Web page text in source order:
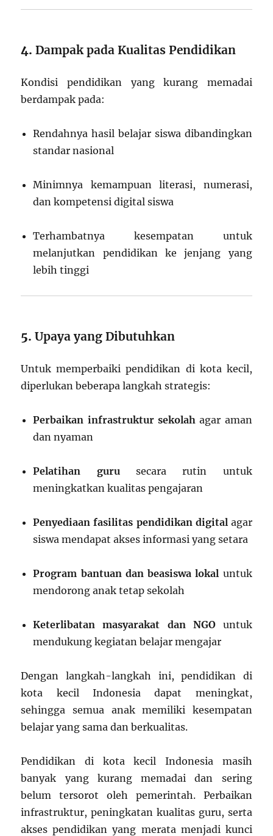
4.Dampak pada Kualitas Pendidikan
Kondisi pendidikan yang kurang memadai
berdampak pada:
Rendahnya hasil belajar siswa dibandingkan
standar nasional
Minimnya kemampuan literasi, numerasi,
dan kompetensi digital siswa
Terhambatnya kesempatan untuk
melanjutkan pendidikan ke jenjang yang
lebih tinggi
5.Upaya yang Dibutuhkan
Untuk memperbaiki pendidikan di kota kecil,
diperlukan beberapa langkah strategis:
Perbaikan infrastruktur sekolah agar aman
dan nyaman
Pelatihan guru secara rutin untuk
meningkatkan kualitas pengajaran
Penyediaan fasilitas pendidikan digital agar
siswa mendapat akses informasi yang setara
Program bantuan dan beasiswa lokal untuk
mendorong anak tetap sekolah
Keterlibatan masyarakat dan NGOuntuk
mendukung kegiatan belajar mengajar
Dengan langkah-langkah ini, pendidikan di
kota kecil Indonesia dapat meningkat,
sehingga semua anak memiliki kesempatan
belajar yang sama dan berkualitas.
Pendidikan di kota kecil Indonesia masih
banyak yang kurang memadai dan sering
belum tersorot oleh pemerintah. Perbaikan
infrastruktur, peningkatan kualitas guru, serta
akses pendidikan yang merata menjadi kunci